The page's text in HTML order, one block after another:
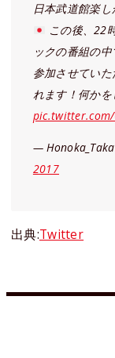
日本武道館楽
この後、22
ックの番組の
参加させてい
れます！何か
pic.twitter.com/
—
2017
出典:Twitter